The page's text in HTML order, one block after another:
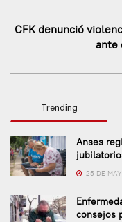
CFK denunció
ante
Trending
Anses
25 DE
consejos